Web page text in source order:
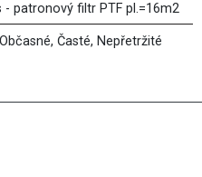
- patronový filtr PTF pl.=16m2
Občasné, Časté, Nepřetržité